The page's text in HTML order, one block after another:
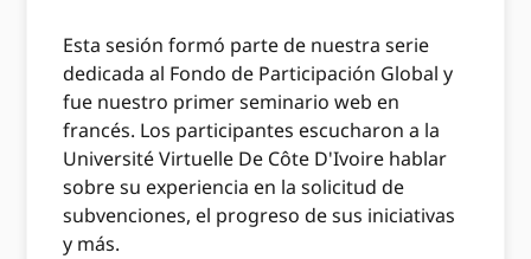
Esta sesión formó parte de nuestra serie
dedicada al Fondo de Participación Global y
fue nuestro primer seminario web en
francés. Los participantes escucharon a la
Université Virtuelle De Côte D'Ivoire hablar
sobre su experiencia en la solicitud de
subvenciones, el progreso de sus iniciativas
y más.